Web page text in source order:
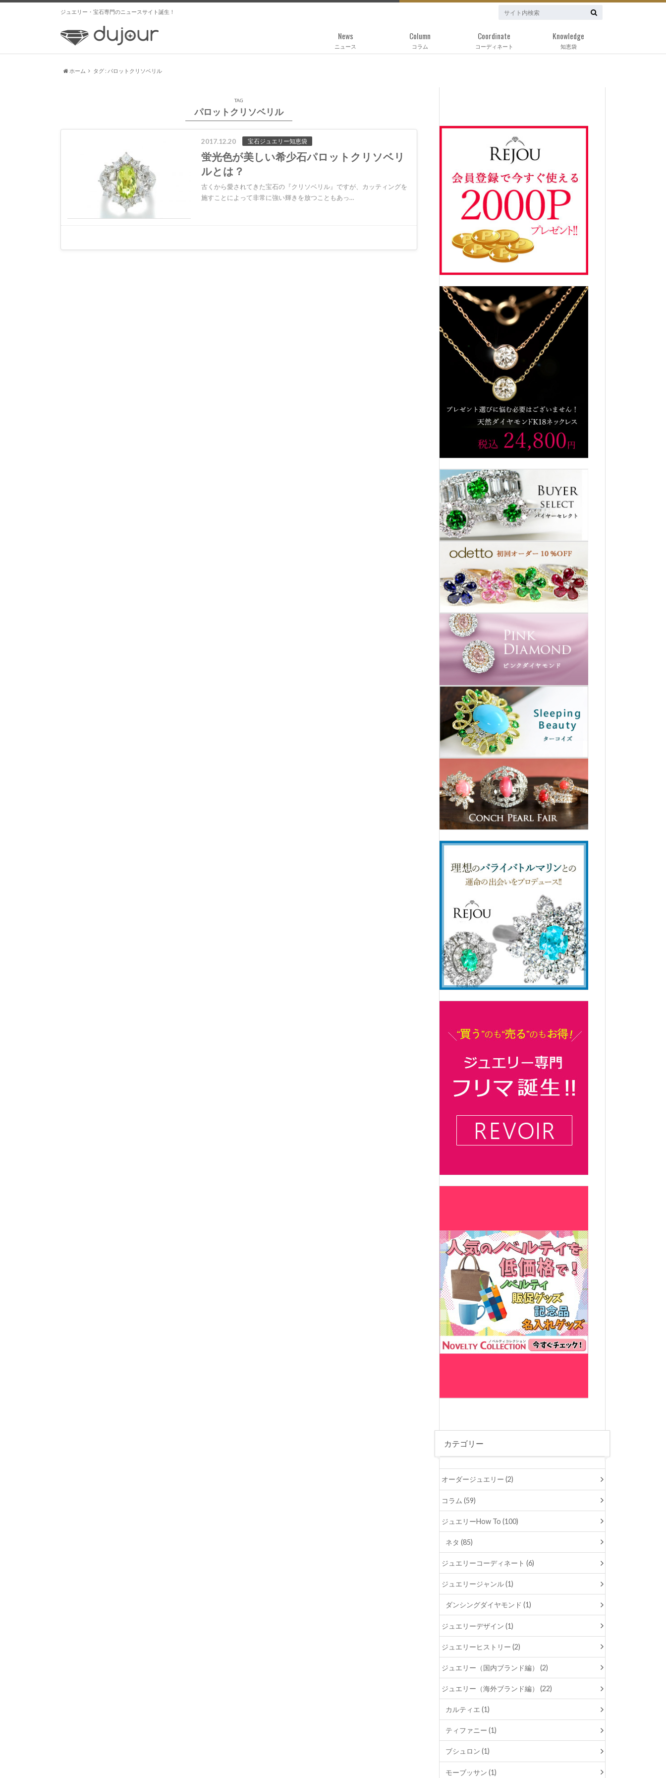
ジュエリー・宝石専門のニュースサイト誕生！
ニュース
News
コラム
Column
コーディネート
Coordinate
知恵袋
Knowledge
ホーム タグ : パロットクリソベリル
TAG
パロットクリソベリル
2017.12.20 宝石ジュエリー知恵袋
蛍光色が美しい希少石パロットクリソベリ
ルとは？
古くから愛されてきた宝石の『クリソベリル』ですが、カッティングを
施すことによって非常に強い輝きを放つこともあっ…
カテゴリー
オーダージュエリー (2)
コラム (59)
ジュエリーHow To (100)
ネタ (85)
ジュエリーコーディネート (6)
ジュエリージャンル (1)
ダンシングダイヤモンド (1)
ジュエリーデザイン (1)
ジュエリーヒストリー (2)
ジュエリー（国内ブランド編） (2)
ジュエリー（海外ブランド編） (22)
カルティエ (1)
ティファニー (1)
ブシュロン (1)
モーブッサン (1)